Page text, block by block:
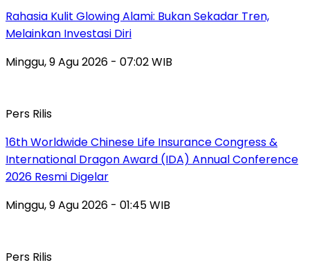
Rahasia Kulit Glowing Alami: Bukan Sekadar Tren,
Melainkan Investasi Diri
Minggu, 9 Agu 2026 - 07:02 WIB
Pers Rilis
16th Worldwide Chinese Life Insurance Congress &
International Dragon Award (IDA) Annual Conference
2026 Resmi Digelar
Minggu, 9 Agu 2026 - 01:45 WIB
Pers Rilis